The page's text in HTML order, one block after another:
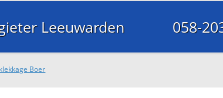
Leeuwarden 058-
Boer